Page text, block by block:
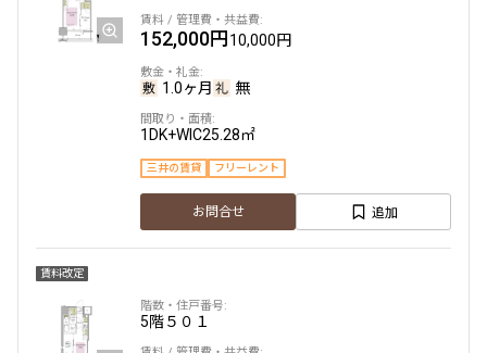
152,000円10,000円
1.0ヶ月 無
1DK+WIC25.28㎡
三井の賃貸 フリーレント
お問合せ 追加
賃料改定
5階５０１